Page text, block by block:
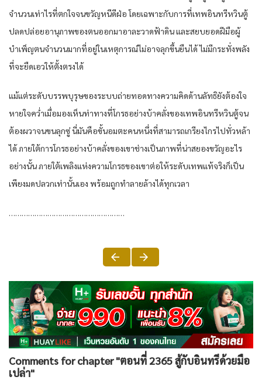
จำนวนเท่าไรที่ตกใจจนขวัญหนีดีฝ่อ โดยเฉพาะกับการที่เทพอินทรีหวินตู้
ปลดปล่อยอานุภาพของตนออกมาอาละวาดฟ้าดิน และสยบยอดฝีมือผู้
บำเพ็ญตนจำนวนมากที่อยู่ในเหตุการณ์ไม่อาจลุกขึ้นยืนได้ ไม่มีกระทั่งพลัง
ที่จะยืดเอวให้ตั้งตรงได้
แม้แต่ระดับบรรพบุรุษของระบบถ่ายทอดทางความคิดด้านลัทธิยังต้องใจ
หายใจคว่ำเมื่อมองเห็นท่าทางที่โกรธอย่างบ้าคลั่งของเทพอินทรีหวินตู้จน
ต้องผวาจนขนลุกซู่ นี่มันคือขั้นอมตะคนหนึ่งที่สามารถเกรียงไกรไปทั่วหล้า
ได้ ภายใต้การโกรธอย่างบ้าคลั่งของเขาช่างเป็นภาพที่น่าสยองขวัญอะไร
อย่างนั้น ภายใต้เพลิงแห่งความโกรธของเขาต่อให้ระดับเทพแท้จริงก็เป็น
เพียงมดปลวกเท่านั้นเอง พร้อมถูกทำลายล้างได้ทุกเวลา
………………………………………………
Comments for chapter "ตอนที่ 2365 สู้กับอินทรีด้วยมือ
เปล่า"